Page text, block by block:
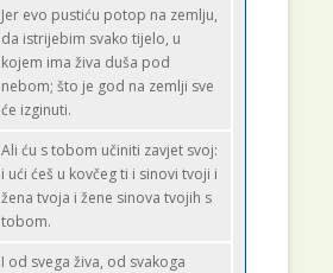
Jer evo pustiću potop na zemlju,
da istrijebim svako tijelo, u
kojem ima živa duša pod
nebom; što je god na zemlji sve
će izginuti.
Ali ću s tobom učiniti zavjet svoj:
i ući ćeš u kovčeg ti i sinovi tvoji i
žena tvoja i žene sinova tvojih s
tobom.
I od svega živa, od svakoga